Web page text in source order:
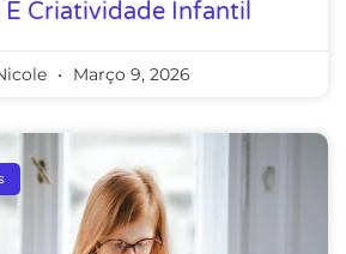
E Criatividade Infantil
Março 9, 2026